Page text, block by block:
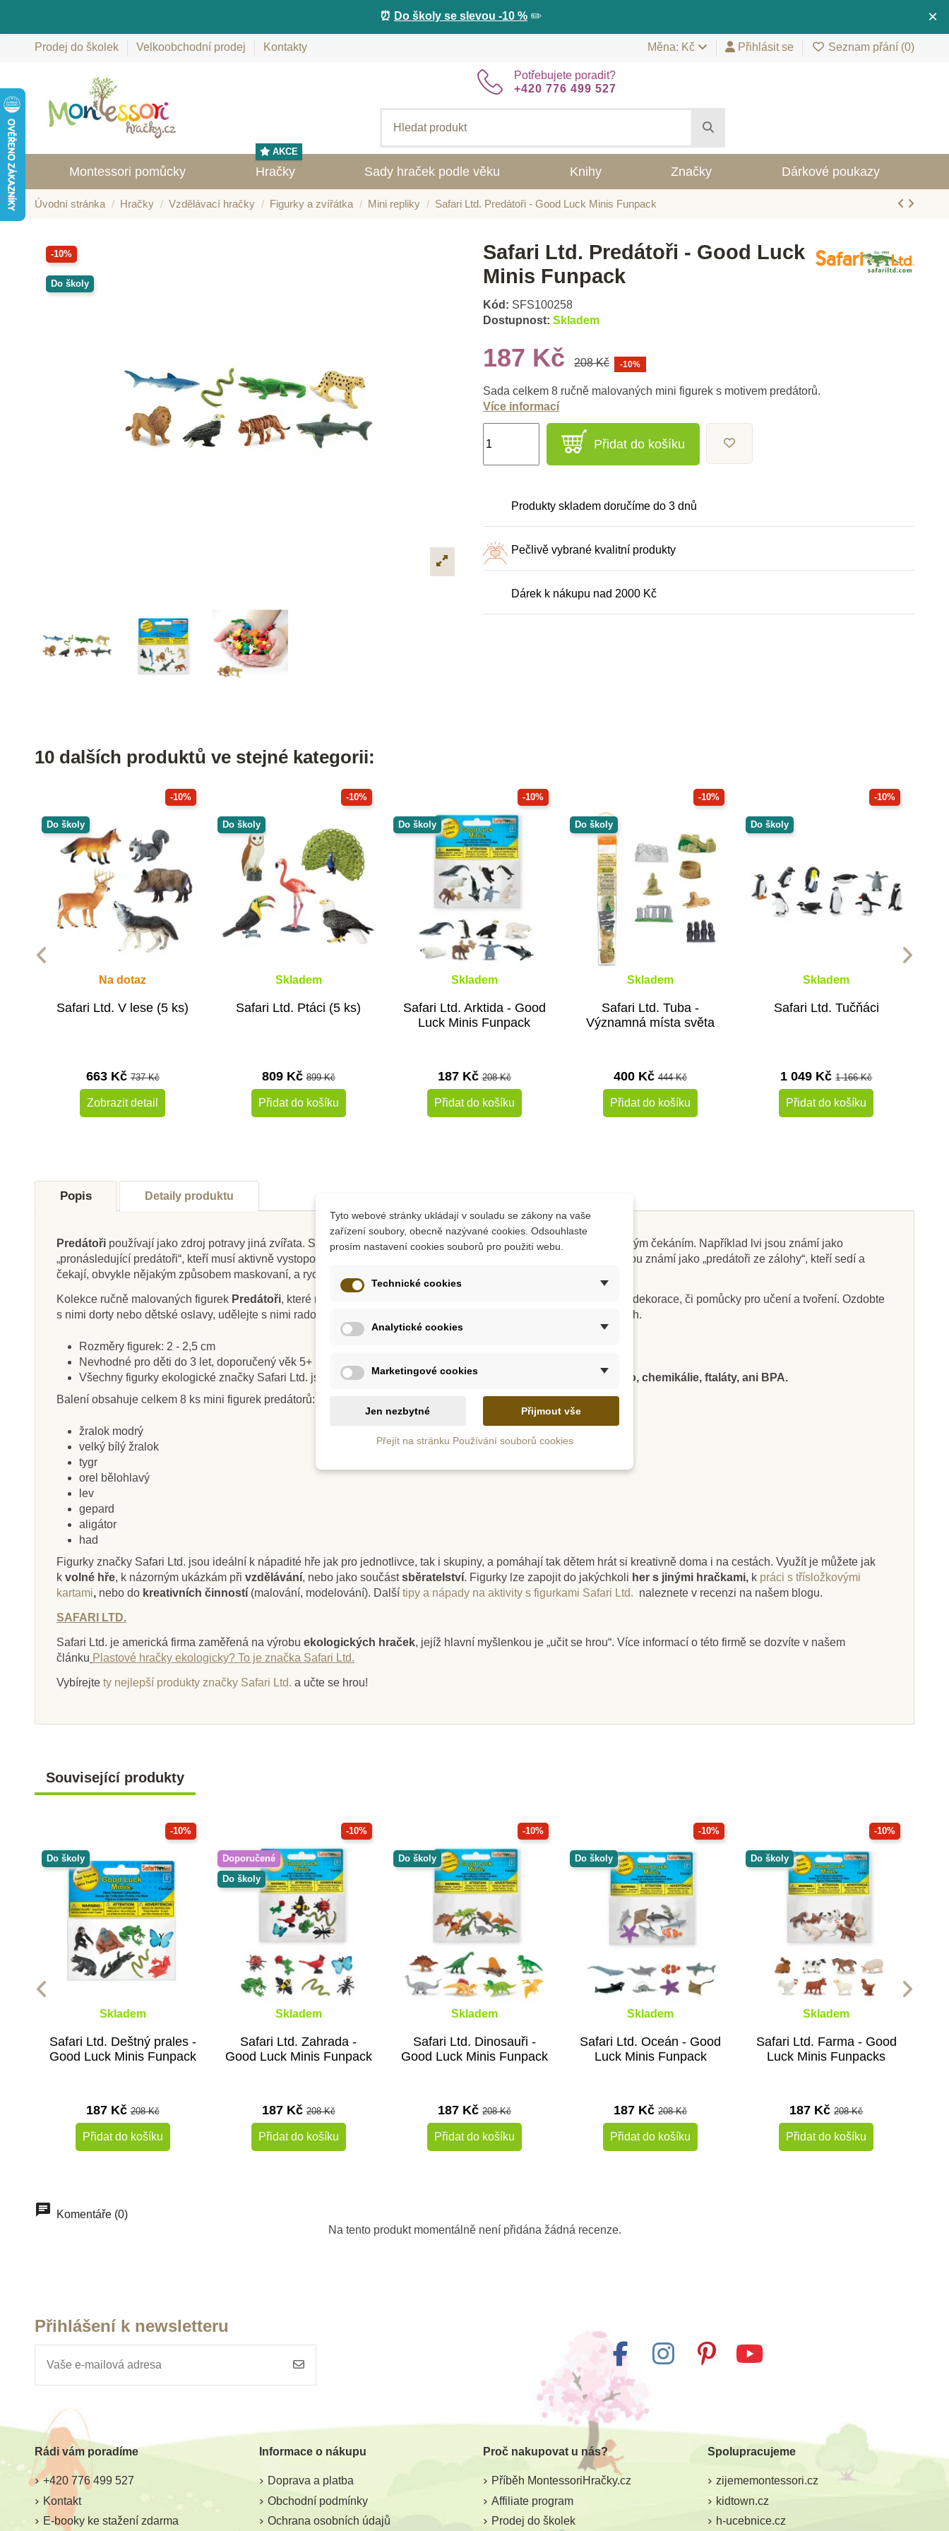
×
⏰ Do školy se slevou -10 % ✏️
Prodej do školek Velkoobchodní prodej Kontakty Měna: Kč Přihlásit se Seznam přání (0)
Potřebujete poradit?
+420 776 499 527
Montessori pomůcky Hračky
AKCE
Sady hraček podle věku Knihy Značky Dárkové poukazy
Úvodní stránka Hračky Vzdělávací hračky Figurky a zvířátka Mini repliky Safari Ltd. Predátoři - Good Luck Minis Funpack
-10%
Do školy
Safari Ltd. Predátoři - Good Luck
Minis Funpack
Kód: SFS100258
Dostupnost: Skladem
187 Kč 208 Kč -10%
Sada celkem 8 ručně malovaných mini figurek s motivem predátorů.
Více informací
Přidat do košíku
Produkty skladem doručíme do 3 dnů
Pečlivě vybrané kvalitní produkty
Dárek k nákupu nad 2000 Kč
10 dalších produktů ve stejné kategorii:
-10%
Do školy
Na dotaz
Safari Ltd. V lese (5 ks)
663 Kč737 Kč
Zobrazit detail
-10%
Do školy
Skladem
Safari Ltd. Ptáci (5 ks)
809 Kč899 Kč
Přidat do košíku
-10%
Do školy
Skladem
Safari Ltd. Arktida - Good
Luck Minis Funpack
187 Kč 208 Kč
Přidat do košíku
-10%
Do školy
Skladem
Safari Ltd. Tuba -
Významná místa světa
400 Kč444 Kč
Přidat do košíku
-10%
Do školy
Skladem
Safari Ltd. Tučňáci
1 049 Kč1 166 Kč
Přidat do košíku
Do školy
Safari Ltd. Tuba - Draci
živlů
400 Kč444 Kč
Přidat do košíku
Doporučené
Do školy
Safari Ltd. Tuba - mláďata
ze ZOO
Skladem
Luck Minis Funpack
Osadníci z Jamestownu
400 Kč
Popis Detaily produktu
Predátoři používají jako zdroj potravy jiná zvířata. Svou kořist musí lovit a zabíjet buď aktivním hledáním, nebo klidným čekáním. Například lvi jsou známí jako
„pronásledující predátoři“, kteří musí aktivně vystopovat svou kořist, zatímco zvířata jako aligátoři a další krokodýli jsou známí jako „predátoři ze zálohy“, kteří sedí a
čekají, obvykle nějakým způsobem maskovaní, a rychle udeří, když se zvíře kořist blíží.
Kolekce ručně malovaných figurek Predátoři, které nejsou větší než kancelářská sponka. Figurky jsou vhodné jako dekorace, či pomůcky pro učení a tvoření. Ozdobte
s nimi dorty nebo dětské oslavy, udělejte s nimi radost formou dárečků a nebo je využijte při matematických aktivitách.
Rozměry figurek: 2 - 2,5 cm
Nevhodné pro děti do 3 let, doporučený věk 5+
Všechny figurky ekologické značky Safari Ltd. jsou
ručně zpracované, netoxické, neobsahují škodlivé olovo, chemikálie, ftaláty, ani BPA.
Balení obsahuje celkem 8 ks mini figurek predátorů:
žralok modrý
velký bílý žralok
tygr
orel bělohlavý
lev
gepard
aligátor
had
Figurky značky Safari Ltd. jsou ideální k nápadité hře jak pro jednotlivce, tak i skupiny, a pomáhají tak dětem hrát si kreativně doma i na cestách. Využít je můžete jak
k volné hře, k názorným ukázkám při vzdělávání, nebo jako součástsběratelství. Figurky lze zapojit do jakýchkoli her s jinými hračkami, k práci s třísložkovými
kartami, nebo do kreativních činností (malování, modelování). Další tipy a nápady na aktivity s figurkami Safari Ltd. naleznete v recenzi na našem blogu.
SAFARI LTD.
Safari Ltd. je americká firma zaměřená na výrobu ekologických hraček, jejíž hlavní myšlenkou je „učit se hrou“. Více informací o této firmě se dozvíte v našem
článku Plastové hračky ekologicky? To je značka Safari Ltd.
Vybírejte ty nejlepší produkty značky Safari Ltd. a učte se hrou!
Související produkty
-10%
Do školy
Skladem
Safari Ltd. Deštný prales -
Good Luck Minis Funpack
187 Kč208 Kč
Přidat do košíku
-10%
Doporučené
Do školy
Skladem
Safari Ltd. Zahrada -
Good Luck Minis Funpack
187 Kč208 Kč
Přidat do košíku
-10%
Do školy
Skladem
Safari Ltd. Dinosauři -
Good Luck Minis Funpack
187 Kč 208 Kč
Přidat do košíku
-10%
Do školy
Skladem
Safari Ltd. Oceán - Good
Luck Minis Funpack
187 Kč208 Kč
Přidat do košíku
-10%
Do školy
Skladem
Safari Ltd. Farma - Good
Luck Minis Funpacks
187 Kč208 Kč
Přidat do košíku
Do školy
Skladem
Amerika - Good Luck
Minis Funpack
Přidat do košíku
Komentáře (0)
Na tento produkt momentálně není přidána žádná recenze.
Přihlášení k newsletteru
Rádi vám poradíme
+420 776 499 527
Kontakt
E-booky ke stažení zdarma
Informace o nákupu
Doprava a platba
Obchodní podmínky
Ochrana osobních údajů
Proč nakupovat u nás?
Příběh MontessoriHračky.cz
Affiliate program
Prodej do školek
Spolupracujeme
zijememontessori.cz
kidtown.cz
h-ucebnice.cz
Tyto webové stránky ukládají v souladu se zákony na vaše
zařízení soubory, obecně nazývané cookies. Odsouhlaste
prosím nastavení cookies souborů pro použití webu.
Technické cookies
Analytické cookies
Marketingové cookies
Jen nezbytné Přijmout vše
Přejít na stránku Používání souborů cookies